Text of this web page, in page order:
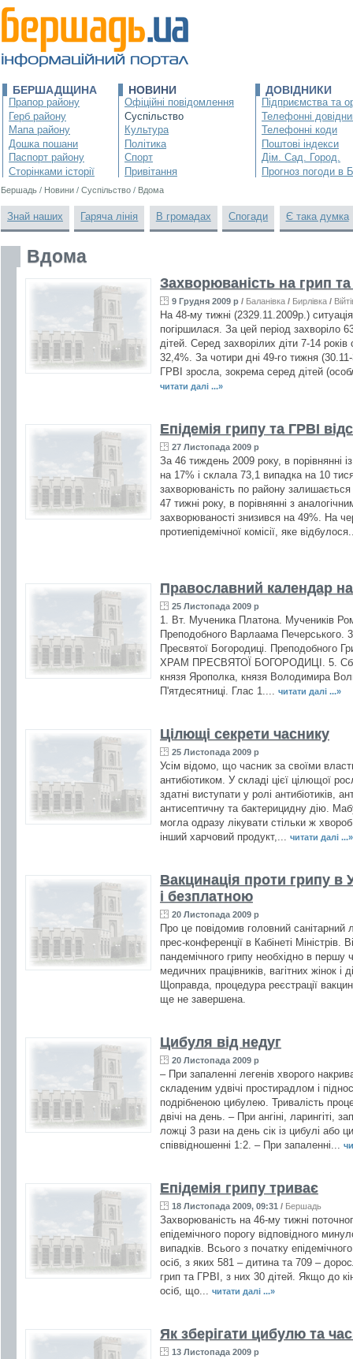
БЕРШАДЩИНА
Прапор району
Герб району
Мапа району
Дошка пошани
Паспорт району
Сторінками історії
НОВИНИ
Офіційні повідомлення
Суспільство
Культура
Політика
Спорт
Привітання
ДОВІДНИКИ
Підприємства та
Телефонні
Телефонні коди
Поштові індекси
Дім. Сад. Город.
Прогноз погоди в
Бершадь / Новини / Суспільство / Вдома
Знай наших Гаряча лінія В громадах Спогади Є така думка
Вдома
Захворюваність на грип
9 Грудня 2009 р / Баланівка / Бирлівка /
На 48-му тижні (2329.11.2009р.)
погіршилася. За цей період захворіло
дітей. Серед захворілих діти 7-14
32,4%. За чотири дні 49-го тижня
ГРВІ зросла, зокрема серед дітей
читати далі ...»
Епідемія грипу та ГРВІ
27 Листопада 2009 р
За 46 тиждень 2009 року, в порівнянні
на 17% і склала 73,1 випадка на 10
захворюваність по району
47 тижні року, в порівнянні з
захворюваності знизився на 49%. На
протиепідемічної комісії, яке
Православний календар
25 Листопада 2009 р
1. Вт. Мученика Платона. Мучеників
Преподобного Варлаама Печерського.
Пресвятої Богородиці. Преподобного
ХРАМ ПРЕСВЯТОЇ БОГОРОДИЦІ. 5. Сб.
князя Ярополка, князя Володимира
П'ятдесятниці. Глас 1....
читати далі ...»
Цілющі секрети часнику
25 Листопада 2009 р
Усім відомо, що часник за своїми
антибіотиком. У складі цієї цілющої
здатні виступати у ролі антибіотиків,
антисептичну та бактерицидну дію.
могла одразу лікувати стільки ж
інший харчовий продукт,...
читати далі ...»
Вакцинація проти грипу в
і безплатною
20 Листопада 2009 р
Про це повідомив головний санітарний
прес-конференції в Кабінеті
пандемічного грипу необхідно в першу
медичних працівників, вагітних жінок і
Щоправда, процедура реєстрації
ще не завершена.
Цибуля від недуг
20 Листопада 2009 р
– При запаленні легенів хворого
складеним удвічі простирадлом і
подрібненою цибулею. Тривалість
двічі на день. – При ангіні, ларингіті,
ложці 3 рази на день сік із цибулі або
співвідношенні 1:2. – При запаленні...
Епідемія грипу триває
18 Листопада 2009, 09:31 / Бершадь
Захворюваність на 46-му тижні
епідемічного порогу відповідного
випадків. Всього з початку
осіб, з яких 581 – дитина та 709 –
грип та ГРВІ, з них 30 дітей. Якщо до
осіб, що...
читати далі ...»
Як зберігати цибулю та
13 Листопада 2009 р